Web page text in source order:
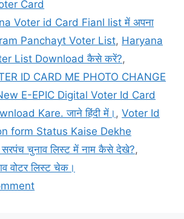
Card
Voter id Card Fianl list में अपना
Panchayt Voter List, Haryana
List Download कैसे करें?,
ID CARD ME PHOTO CHANGE
E-EPIC Digital Voter Id Card
Kare. जाने हिंदी में। , Voter Id
form Status Kaise Dekhe
सरपंच चुनाव लिस्ट में नाम कैसे देखे?,
वोटर लिस्ट चेक।